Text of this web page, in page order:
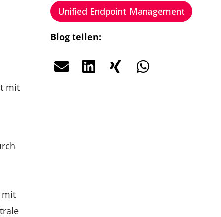
mit
mit
Unified Endpoint Management
Blog teilen: